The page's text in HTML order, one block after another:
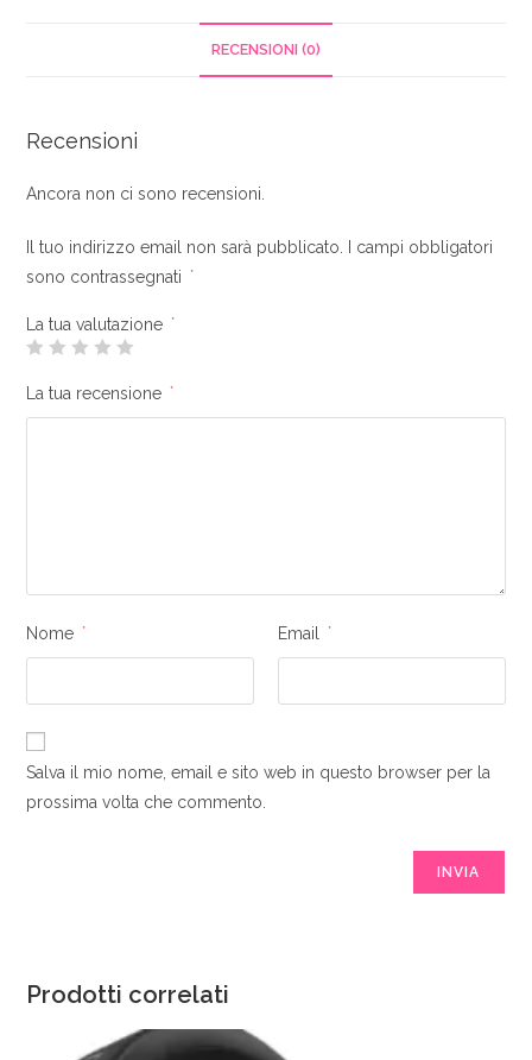
Scratcher
RECENSIONI (0)
Recensioni
Ancora non ci sono recensioni.
Il tuo indirizzo email non sarà pubblicato. I campi obbligatori
sono contrassegnati
*
La tua valutazione *
La tua recensione *
Nome * Email *
Salva il mio nome, email e sito web in questo browser per la
prossima volta che commento.
Prodotti correlati